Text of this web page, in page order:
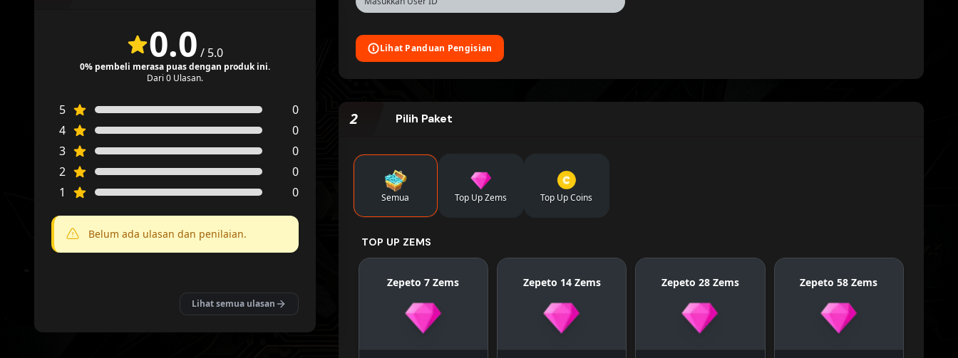
0.0 / 5.0
0% pembeli merasa puas dengan produk ini.
Dari 0 Ulasan.
5
0
4
0
3
0
2
0
1
0
Belum ada ulasan dan penilaian.
Lihat semua ulasan
Lihat Panduan Pengisian
2 Pilih Paket
Semua Top Up Zems Top Up Coins
TOP UP ZEMS
Zepeto 7 Zems Zepeto 14 Zems Zepeto 28 Zems Zepeto 58 Zems